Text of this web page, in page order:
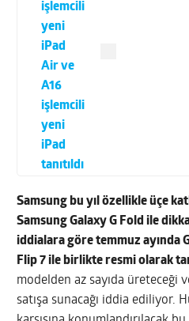
işlemcili
yeni
iPad
Air ve
A16
işlemcili
yeni
iPad
tanıtıldı
Samsung bu yıl özellikle üçe
Samsung Galaxy G Fold ile
iddialara göre temmuz ayında
Flip 7 ile birlikte resmi olarak
modelden az sayıda üreteceği
satışa sunacağı iddia ediliyor.